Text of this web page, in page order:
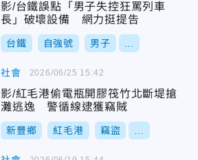
影/台鐵誤點「男子失控狂罵列車
長」破壞設備 網力挺提告
台鐵 自強號 男子
社會
影/紅毛港偷電瓶開膠筏竹北斷堤搶
灘逃逸 警循線逮獲竊賊
新豐鄉 紅毛港 竊盜
2026/06/25 15:42